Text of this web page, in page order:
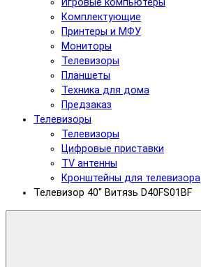
Комплектующие
Принтеры и МФУ
Мониторы
Телевизоры
Планшеты
Техника для дома
Предзаказ
Телевизоры
Телевизоры
Цифровые приставки
TV антенны
Кронштейны для телевизора
Телевизор 40" Витязь D40FS01BF